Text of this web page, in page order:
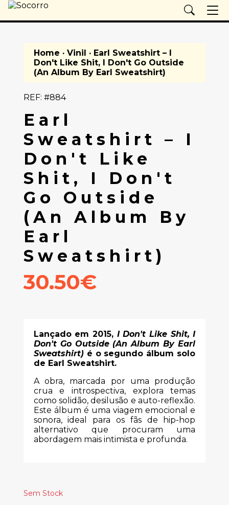
Home · Vinil · Earl Sweatshirt – I
Don't Like Shit, I Don't Go Outside
(An Album By Earl Sweatshirt)
REF: #884
Earl
Sweatshirt – I
Don't Like
Shit, I Don't
Go Outside
(An Album By
Earl
Sweatshirt)
30.50€
Lançado em 2015, I Don't Like Shit, I
Don't Go Outside (An Album By Earl
Sweatshirt)é o segundo álbum solo
de Earl Sweatshirt.
A obra, marcada por uma produção
crua e introspectiva, explora temas
como solidão, desilusão e auto-reflexão.
Este álbum é uma viagem emocional e
sonora, ideal para os fãs de hip-hop
alternativo que procuram uma
abordagem mais intimista e profunda.
Sem Stock